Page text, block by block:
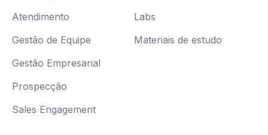
Atendimento
Gestão de Equipe
Gestão Empresarial
Prospecção
Sales Engagement
Labs
Materiais de estudo